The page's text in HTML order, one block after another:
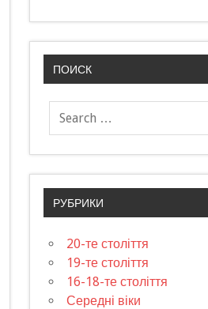
ПОИСК
РУБРИКИ
20-те століття
19-те століття
16-18-те століття
Середні віки